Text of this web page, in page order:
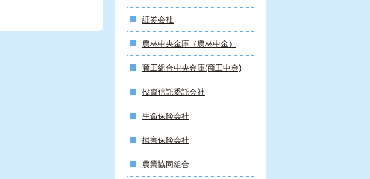
証券会社
農林中央金庫（農林中金）
商工組合中央金庫(商工中金)
投資信託委託会社
生命保険会社
損害保険会社
農業協同組合